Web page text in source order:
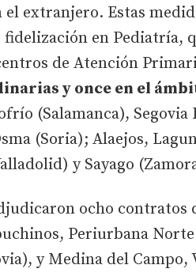
extranjero. Estas
en Pediatría,
de Atención
y once en el
(Salamanca),
(Soria); Alaejos,
y Sayago
ocho contratos
Periurbana
y Medina del